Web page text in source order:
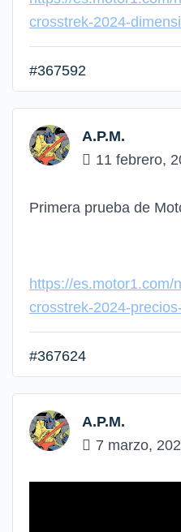
crosstrek-2024-
#367592
A.P.M.
11 febrero,
Primera prueba de
https://es.motor1.com/
crosstrek-2024-
#367624
A.P.M.
7 marzo,